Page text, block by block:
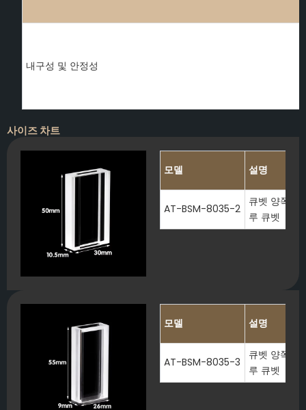
내구성 및 안정성
사이즈 차트
모델 설명
AT-BSM-8035-2
큐벳 양쪽
루 큐벳
모델 설명
AT-BSM-8035-3
큐벳 양쪽
루 큐벳